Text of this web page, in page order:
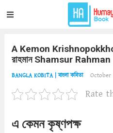
A Kemon Krishnopokkho
রাহমান Shamsur Rahman
BANGLA KOBITA | বাংলা কবিতা October
Rate
এ কেমন কৃষ্ণপক্ষ